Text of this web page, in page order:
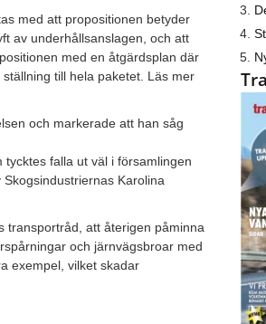
med att propositionen betyder
av underhållsanslagen, och att
med en åtgärdsplan där
till hela paketet. Läs mer
och markerade att han såg
falla ut väl i församlingen
Karolina
transportråd, att återigen påminna
och järnvägsbroar med
exempel, vilket skadar